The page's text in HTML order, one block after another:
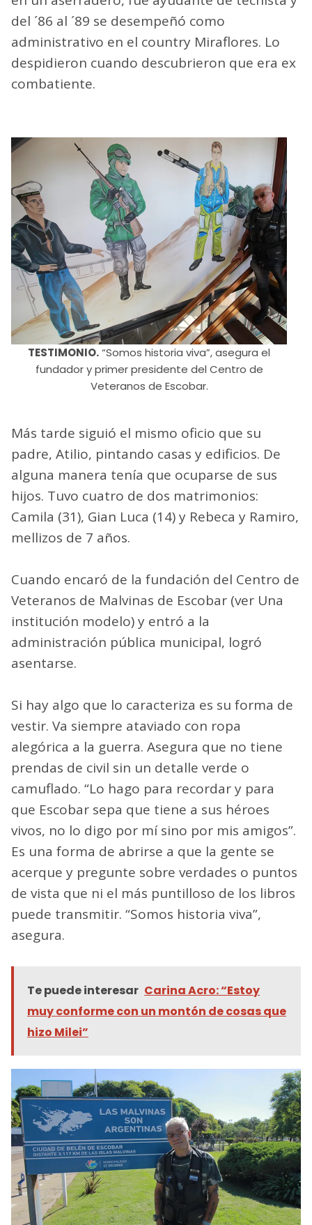
del ´86 al ´89 se desempeñó como
administrativo en el country Miraflores. Lo
despidieron cuando descubrieron que era ex
combatiente.
TESTIMONIO.“Somos historia viva”, asegura el
fundador y primer presidente del Centro de
Veteranos de Escobar.
Más tarde siguió el mismo oficio que su
padre, Atilio, pintando casas y edificios. De
alguna manera tenía que ocuparse de sus
hijos. Tuvo cuatro de dos matrimonios:
Camila (31), Gian Luca (14) y Rebeca y Ramiro,
mellizos de 7 años.
Cuando encaró de la fundación del Centro de
Veteranos de Malvinas de Escobar (ver Una
institución modelo) y entró a la
administración pública municipal, logró
asentarse.
Si hay algo que lo caracteriza es su forma de
vestir. Va siempre ataviado con ropa
alegórica a la guerra. Asegura que no tiene
prendas de civil sin un detalle verde o
camuflado. “Lo hago para recordar y para
que Escobar sepa que tiene a sus héroes
vivos, no lo digo por mí sino por mis amigos”.
Es una forma de abrirse a que la gente se
acerque y pregunte sobre verdades o puntos
de vista que ni el más puntilloso de los libros
puede transmitir. “Somos historia viva”,
asegura.
Te puede interesar Carina Acro: “Estoy
muy conforme con un montón de cosas que
hizo Milei”